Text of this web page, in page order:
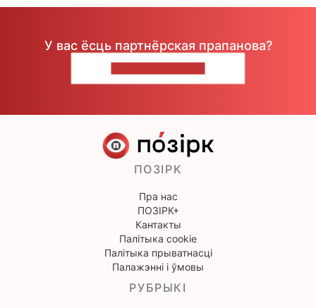
У вас ёсць партнёрская прапанова?
ПОЗІРК
Пра нас
ПОЗІРК+
Кантакты
Палітыка cookie
Палітыка прыватнасці
Палажэнні і ўмовы
РУБРЫКІ